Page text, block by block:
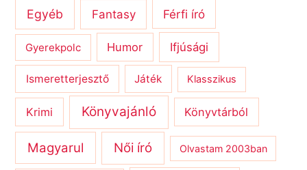
Egyéb Fantasy Férfi író
Gyerekpolc Humor Ifjúsági
Ismeretterjesztő Játék Klasszikus
Krimi Könyvajánló Könyvtárból
Magyarul Női író Olvastam 2003ban